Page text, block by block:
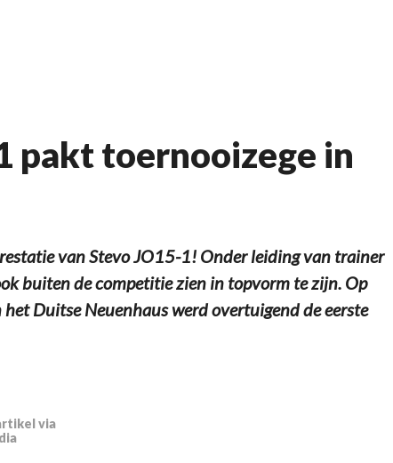
pakt toernooizege in
van Stevo JO15-1! Onder leiding van trainer
buiten de competitie zien in topvorm te zijn. Op
Duitse Neuenhaus werd overtuigend de eerste
via